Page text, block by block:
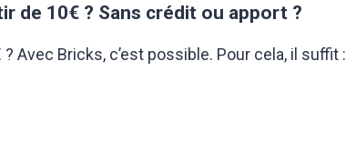
de 10€ ? Sans crédit ou apport ?
Bricks, c’est possible. Pour cela, il suffit :